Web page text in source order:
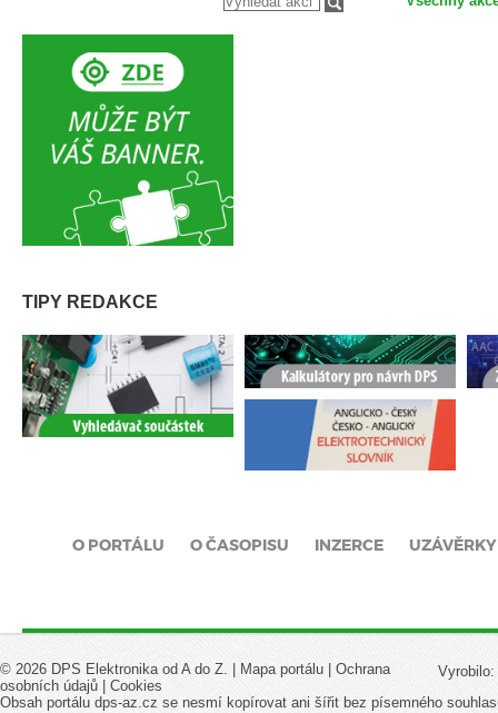
TIPY REDAKCE
O PORTÁLU O ČASOPISU INZERCE UZÁVĚRKY
Vyrobilo:
© 2026 DPS Elektronika od A do Z. | Mapa portálu
Ochrana
osobních údajů
Cookies
Obsah portálu dps-az.cz se nesmí kopírovat ani šířit bez písemného